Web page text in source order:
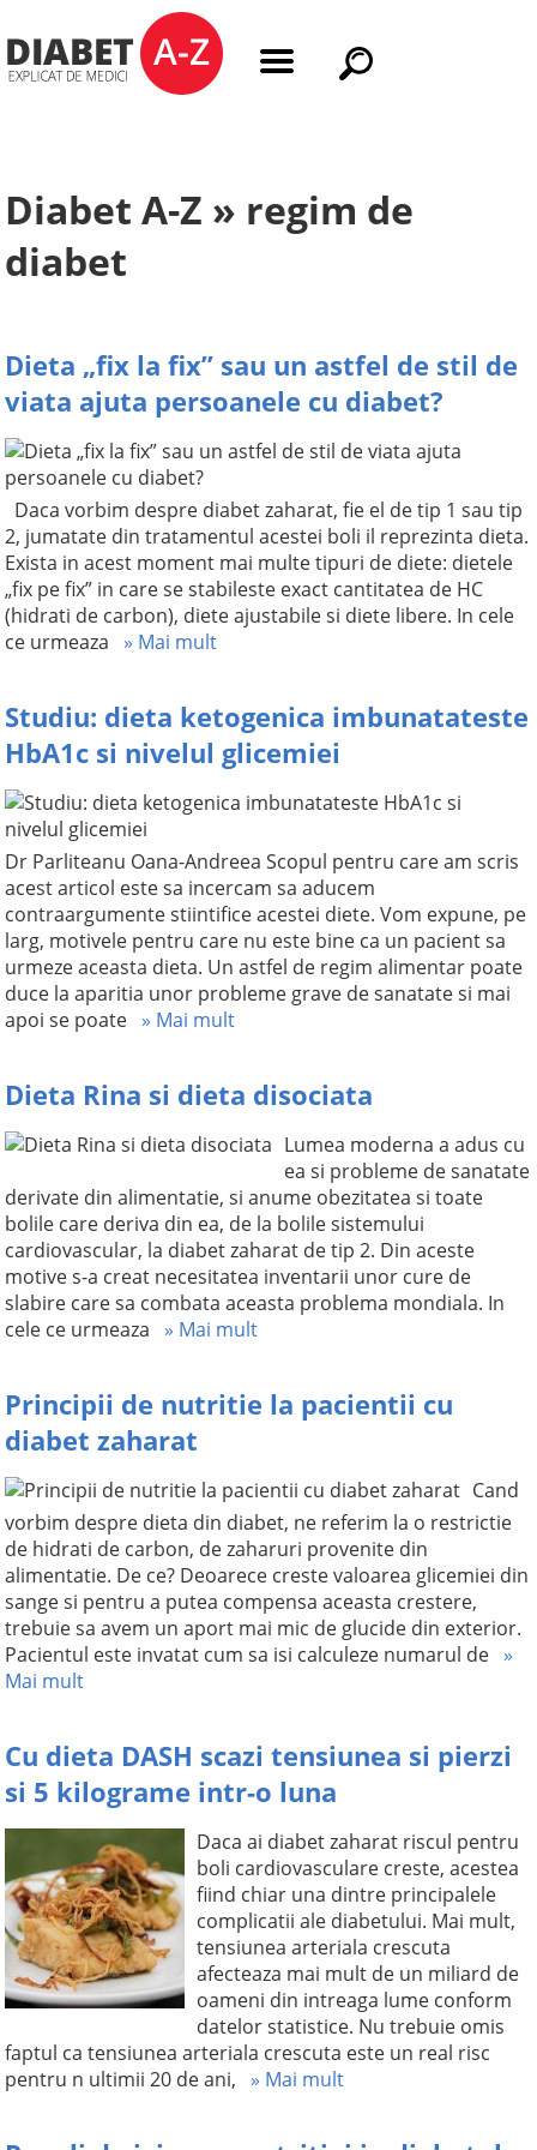
Diabet A-Z » regim de
diabet
Dieta „fix la fix” sau un astfel de stil de
viata ajuta persoanele cu diabet?
Daca vorbim despre diabet zaharat, fie el de tip 1 sau tip
2, jumatate din tratamentul acestei boli il reprezinta dieta.
Exista in acest moment mai multe tipuri de diete: dietele
„fix pe fix” in care se stabileste exact cantitatea de HC
(hidrati de carbon), diete ajustabile si diete libere. In cele
ce urmeaza » Mai mult
Studiu: dieta ketogenica imbunatateste
HbA1c si nivelul glicemiei
Dr Parliteanu Oana-Andreea Scopul pentru care am scris
acest articol este sa incercam sa aducem
contraargumente stiintifice acestei diete. Vom expune, pe
larg, motivele pentru care nu este bine ca un pacient sa
urmeze aceasta dieta. Un astfel de regim alimentar poate
duce la aparitia unor probleme grave de sanatate si mai
apoi se poate » Mai mult
Dieta Rina si dieta disociata
Lumea moderna a adus cu
ea si probleme de sanatate
derivate din alimentatie, si anume obezitatea si toate
bolile care deriva din ea, de la bolile sistemului
cardiovascular, la diabet zaharat de tip 2. Din aceste
motive s-a creat necesitatea inventarii unor cure de
slabire care sa combata aceasta problema mondiala. In
cele ce urmeaza » Mai mult
Principii de nutritie la pacientii cu
diabet zaharat
Cand
vorbim despre dieta din diabet, ne referim la o restrictie
de hidrati de carbon, de zaharuri provenite din
alimentatie. De ce? Deoarece creste valoarea glicemiei din
sange si pentru a putea compensa aceasta crestere,
trebuie sa avem un aport mai mic de glucide din exterior.
Pacientul este invatat cum sa isi calculeze numarul de »
Mai mult
Cu dieta DASH scazi tensiunea si pierzi
si 5 kilograme intr-o luna
Daca ai diabet zaharat riscul pentru
boli cardiovasculare creste, acestea
fiind chiar una dintre principalele
complicatii ale diabetului. Mai mult,
tensiunea arteriala crescuta
afecteaza mai mult de un miliard de
oameni din intreaga lume conform
datelor statistice. Nu trebuie omis
faptul ca tensiunea arteriala crescuta este un real risc
pentru n ultimii 20 de ani, » Mai mult